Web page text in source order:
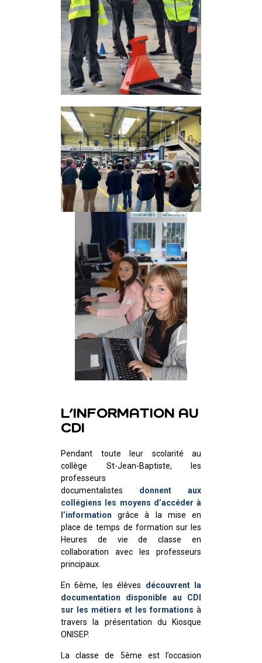
L’INFORMATION AU
CDI
Pendant toute leur scolarité au
collège St-Jean-Baptiste, les
professeurs
documentalistes donnent aux
collégiens les moyens d’accéder à
l’information grâce à la mise en
place de temps de formation sur les
Heures de vie de classe en
collaboration avec les professeurs
principaux.
En 6ème, les élèves découvrent la
documentation disponible au CDI
sur les métiers et les formations à
travers la présentation du Kiosque
ONISEP.
La classe de 5ème est l’occasion